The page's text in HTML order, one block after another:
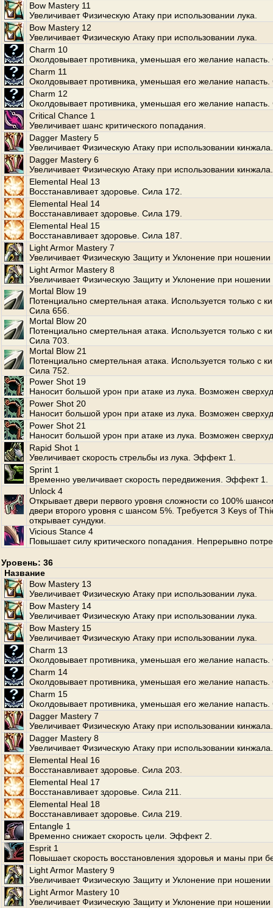
Bow Mastery 11
Увеличивает Физическую Атаку при использовании лука.
Bow Mastery 12
Увеличивает Физическую Атаку при использовании лука.
Charm 10
Околдовывает противника, уменьшая его желание
Charm 11
Околдовывает противника, уменьшая его желание
Charm 12
Околдовывает противника, уменьшая его желание
Critical Chance 1
Увеличивает шанс критического попадания.
Dagger Mastery 5
Увеличивает Физическую Атаку при использовании кинжала.
Dagger Mastery 6
Увеличивает Физическую Атаку при использовании кинжала.
Elemental Heal 13
Восстанавливает здоровье. Сила 172.
Elemental Heal 14
Восстанавливает здоровье. Сила 179.
Elemental Heal 15
Восстанавливает здоровье. Сила 187.
Light Armor Mastery 7
Увеличивает Физическую Защиту и Уклонение при ношении
Light Armor Mastery 8
Увеличивает Физическую Защиту и Уклонение при ношении
Mortal Blow 19
Потенциально смертельная атака. Используется только с
Сила 656.
Mortal Blow 20
Потенциально смертельная атака. Используется только с
Сила 703.
Mortal Blow 21
Потенциально смертельная атака. Используется только с
Сила 752.
Power Shot 19
Наносит большой урон при атаке из лука. Возможен
Power Shot 20
Наносит большой урон при атаке из лука. Возможен
Power Shot 21
Наносит большой урон при атаке из лука. Возможен
Rapid Shot 1
Увеличивает скорость стрельбы из лука. Эффект 1.
Sprint 1
Временно увеличивает скорость передвижения. Эффект 1.
Unlock 4
Открывает двери первого уровня сложности со 100%
двери второго уровня с шансом 5%. Требуется 3 Keys of
открывает сундуки.
Vicious Stance 4
Повышает силу критического попадания. Непрерывно
Уровень: 36
Название
Bow Mastery 13
Увеличивает Физическую Атаку при использовании лука.
Bow Mastery 14
Увеличивает Физическую Атаку при использовании лука.
Bow Mastery 15
Увеличивает Физическую Атаку при использовании лука.
Charm 13
Околдовывает противника, уменьшая его желание
Charm 14
Околдовывает противника, уменьшая его желание
Charm 15
Околдовывает противника, уменьшая его желание
Dagger Mastery 7
Увеличивает Физическую Атаку при использовании кинжала.
Dagger Mastery 8
Увеличивает Физическую Атаку при использовании кинжала.
Elemental Heal 16
Восстанавливает здоровье. Сила 203.
Elemental Heal 17
Восстанавливает здоровье. Сила 211.
Elemental Heal 18
Восстанавливает здоровье. Сила 219.
Entangle 1
Временно снижает скорость цели. Эффект 2.
Esprit 1
Повышает скорость восстановления здоровья и маны при
Light Armor Mastery 9
Увеличивает Физическую Защиту и Уклонение при ношении
Light Armor Mastery 10
Увеличивает Физическую Защиту и Уклонение при ношении